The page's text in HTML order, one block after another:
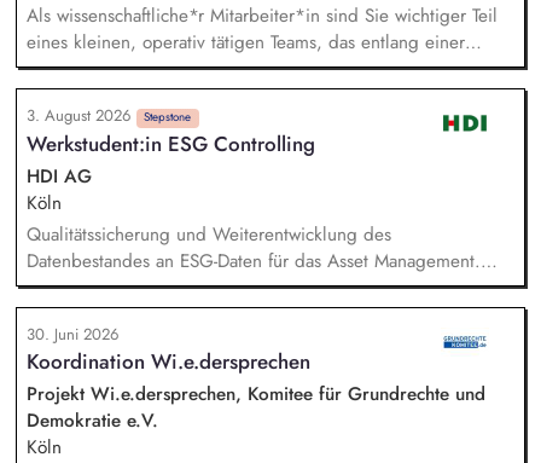
Als wissenschaftliche*r Mitarbeiter*in sind Sie wichtiger Teil
eines kleinen, operativ tätigen Teams, das entlang einer
klaren Programmatik langfristig soziale Innovation
implementiert. Sie unterstützen die Geschäftsführung bei der
Umsetzung der Stiftungsprogrammatik und entwickeln dabei
die Internationalisierungsstrategie der Stiftung weiter. Sie
übersetzen wissenschaftliche Erkenntnisse in
alltagsangebundene Handlungsansätze entlang unserer
Stiftungsprogrammatik.
3. August 2026 Stepstone
Werkstudent:in ESG Controlling
HDI AG
Köln
Qualitätssicherung und Weiterentwicklung des
Datenbestandes an ESG-Daten für das Asset Management.
Fachliche und technische Prüfung der täglichen ESG-
Datenanlieferung, Analyse von Auffälligkeiten. Erstellung und
Weiterentwicklung von Ausschlusslisten für die Kapitalanlage
anhand von ESG-Kriterien. Erstellung von Kunden-Reports auf
Grundlage von ESG-Daten. Unterstützung bei regulatorischen
Meldungen im ESG-Umfeld. Analyse und Research im ESG-
Umfeld.
30. Juni 2026
Koordination Wi.e.dersprechen
Projekt Wi.e.dersprechen, Komitee für Grundrechte und
Demokratie e.V.
Köln